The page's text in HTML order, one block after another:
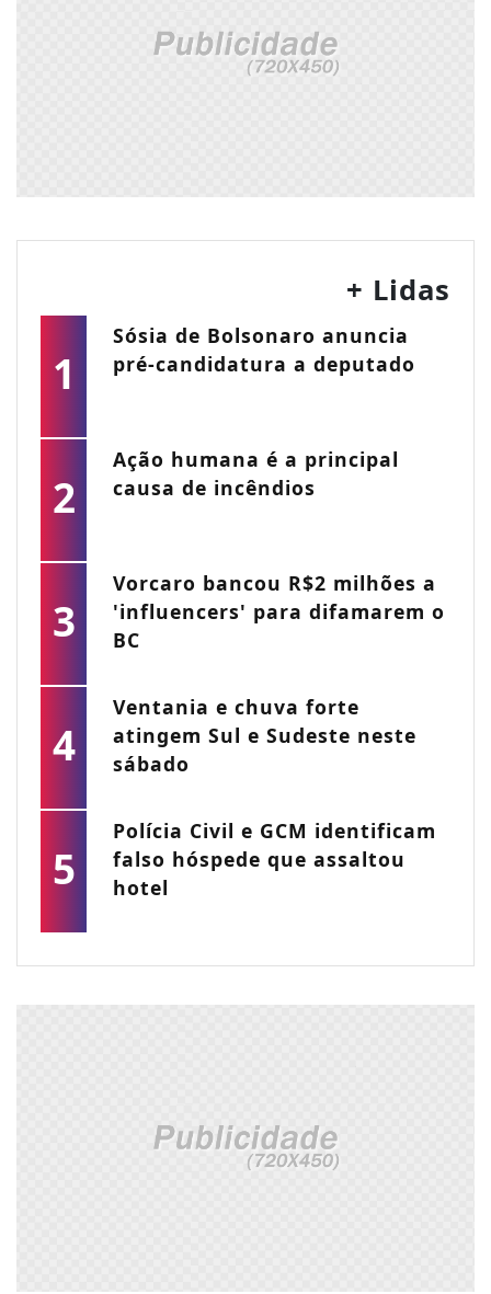
+ Lidas
1
Sósia de Bolsonaro anuncia
pré-candidatura a deputado
2
Ação humana é a principal
causa de incêndios
3
Vorcaro bancou R$2 milhões a
'influencers' para difamarem o
BC
4
Ventania e chuva forte
atingem Sul e Sudeste neste
sábado
5
Polícia Civil e GCM identificam
falso hóspede que assaltou
hotel